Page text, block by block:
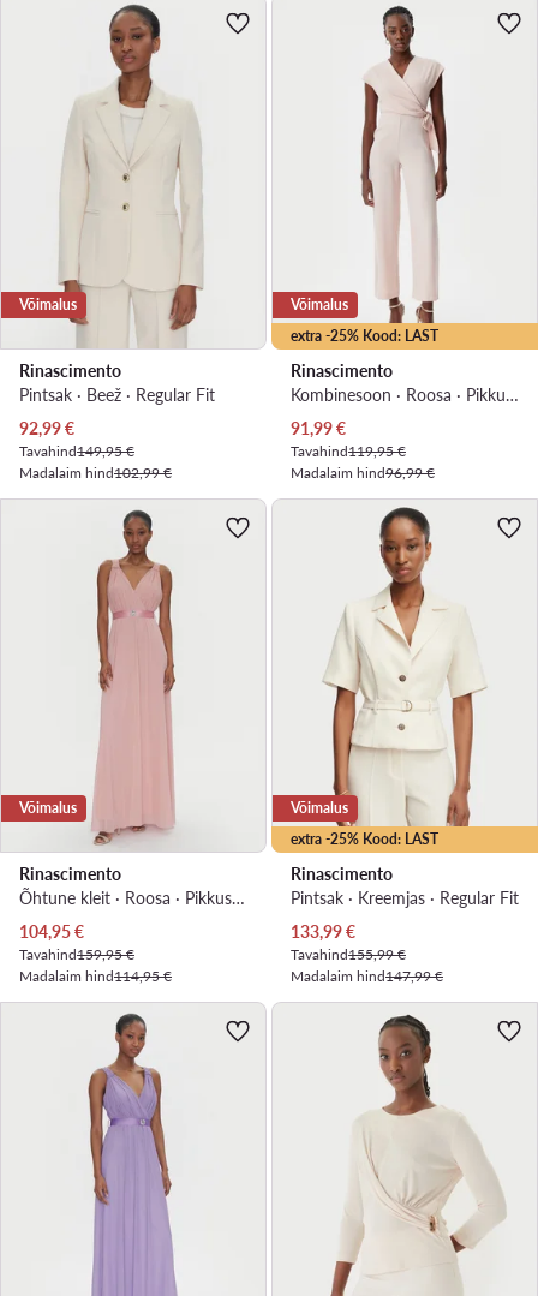
Võimalus
Rinascimento
Pintsak · Beež · Regular Fit
Praegune hind
92,99€
Tavahind149,95 €
Madalaim hind102,99 €
extra -25% Kood: LAST
Võimalus
Rinascimento
Kombinesoon · Roosa · Pikkus 7/8
Praegune hind
91,99€
Tavahind119,95 €
Madalaim hind96,99 €
Võimalus
Rinascimento
Õhtune kleit · Roosa · Pikkus 7/8, Asümmeetriline
Praegune hind
104,95€
Tavahind159,95 €
Madalaim hind114,95 €
extra -25% Kood: LAST
Võimalus
Rinascimento
Pintsak · Kreemjas · Regular Fit
Praegune hind
133,99€
Tavahind155,99 €
Madalaim hind147,99 €